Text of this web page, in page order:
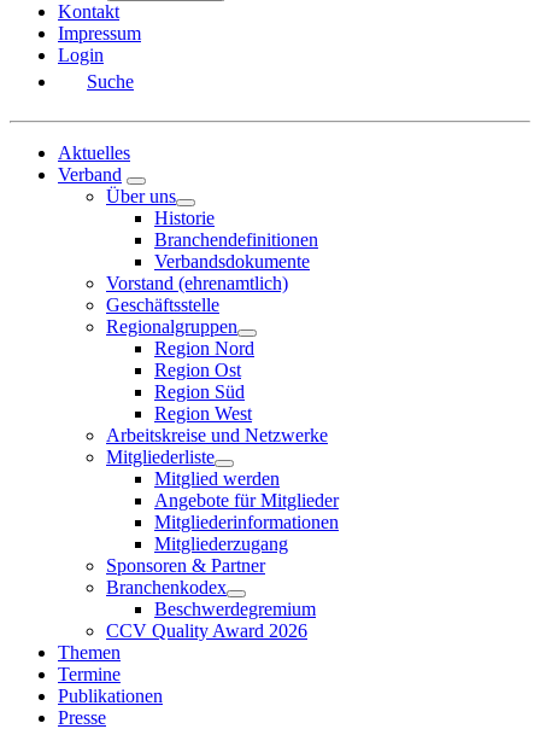
Kontakt
Impressum
Login
Suche
Aktuelles
Verband
Über uns
Historie
Branchendefinitionen
Verbandsdokumente
Vorstand (ehrenamtlich)
Geschäftsstelle
Regionalgruppen
Region Nord
Region Ost
Region Süd
Region West
Arbeitskreise und Netzwerke
Mitgliederliste
Mitglied werden
Angebote für Mitglieder
Mitgliederinformationen
Mitgliederzugang
Sponsoren & Partner
Branchenkodex
Beschwerdegremium
CCV Quality Award 2026
Themen
Termine
Publikationen
Presse